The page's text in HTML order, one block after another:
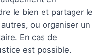
le bien et partager le
ou organiser un
En cas de
est possible.